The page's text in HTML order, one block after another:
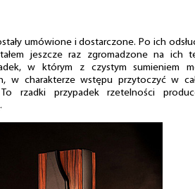
umówione i dostarczone. Po ich
jeszcze raz zgromadzone na ich
w którym z czystym sumieniem
w charakterze wstępu przytoczyć w
To rzadki przypadek rzetelności